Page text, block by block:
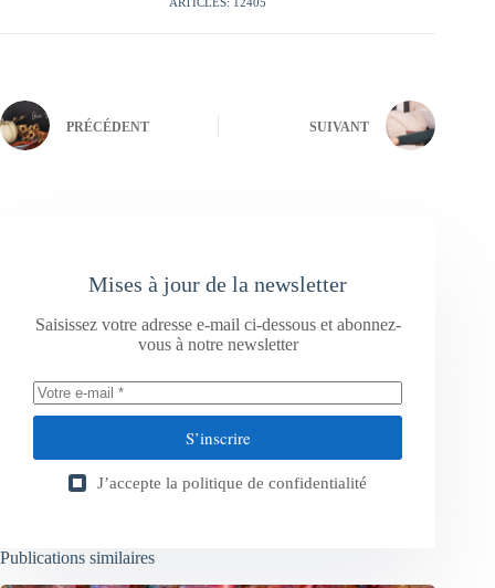
PRÉCÉDENT SUIVANT
Mises à jour de la newsletter
Saisissez votre adresse e-mail ci-dessous et abonnez-
vous à notre newsletter
S’inscrire
J’accepte la politique de confidentialité
Publications similaires